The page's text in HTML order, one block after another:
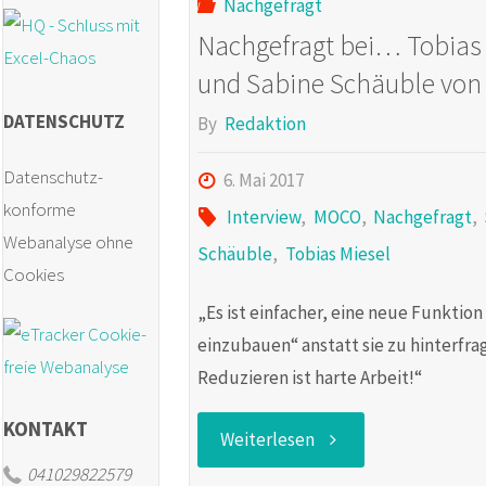
Nachgefragt
Nachgefragt bei… Tobias
und Sabine Schäuble von
By Redaktion
6. Mai 2017
Interview, MOCO, Nachgefragt,
Schäuble, Tobias Miesel
„Es ist einfacher, eine neue
einzubauen“ anstatt sie zu
Reduzieren ist harte Arbeit!“
Weiterlesen"Nachgefragt
DATENSCHUTZ
Datenschutz-
konforme
Webanalyse ohne
Cookies
KONTAKT
041029822579